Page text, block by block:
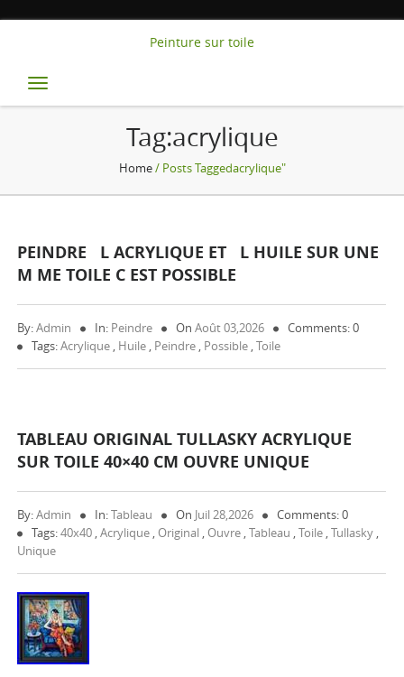
Peinture sur toile
Toggle
navigation
Tag:acrylique
Home/ Posts Taggedacrylique"
PEINDRE L ACRYLIQUE ET L HUILE SUR UNE
M ME TOILE C EST POSSIBLE
By:Admin In: Peindre OnAoût 03,2026
Comments: 0
Tags:Acrylique , Huile , Peindre , Possible ,Toile
TABLEAU ORIGINAL TULLASKY ACRYLIQUE
SUR TOILE 40×40 CM OUVRE UNIQUE
By:Admin In:Tableau On Juil 28,2026
Comments: 0
Tags:40x40 ,Acrylique , Original , Ouvre ,Tableau ,Toile ,Tullasky ,
Unique